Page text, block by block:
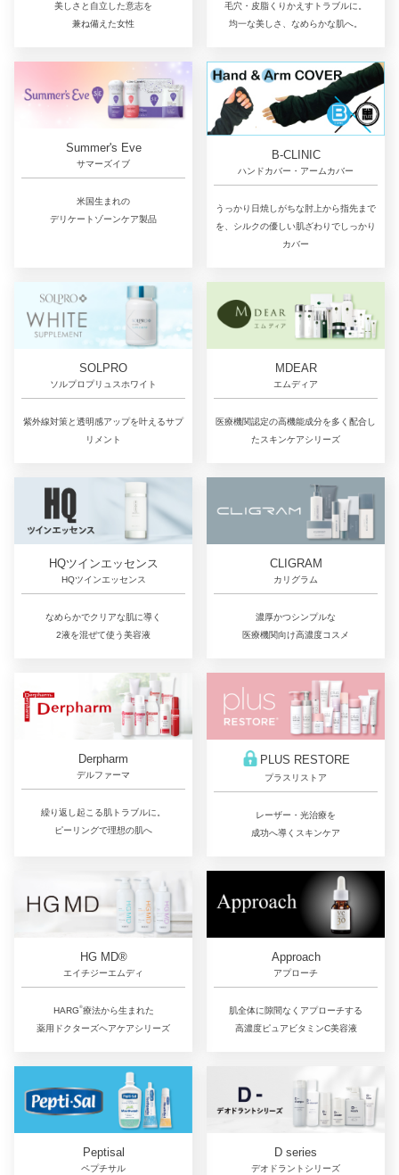
美しさと自立した意志を
兼ね備えた女性
毛穴・皮脂くりかえすトラブルに。
均一な美しさ、なめらかな肌へ。
Summer's Eve
サマーズイブ
米国生まれの
デリケートゾーンケア製品
B-CLINIC
ハンドカバー・アームカバー
うっかり日焼しがちな肘上から指先まで
を、シルクの優しい肌ざわりでしっかり
カバー
SOLPRO
ソルプロプリュスホワイト
紫外線対策と透明感アップを叶えるサプ
リメント
MDEAR
エムディア
医療機関認定の高機能成分を多く配合し
たスキンケアシリーズ
HQツインエッセンス
HQツインエッセンス
なめらかでクリアな肌に導く
2液を混ぜて使う美容液
CLIGRAM
カリグラム
濃厚かつシンプルな
医療機関向け高濃度コスメ
Derpharm
デルファーマ
繰り返し起こる肌トラブルに。
ピーリングで理想の肌へ
PLUS RESTORE
プラスリストア
レーザー・光治療を
成功へ導くスキンケア
HG MD®
エイチジーエムディ
HARG®︎療法から生まれた
薬用ドクターズヘアケアシリーズ
Approach
アプローチ
肌全体に隙間なくアプローチする
高濃度ピュアビタミンC美容液
Peptisal
ペプチサル
D series
デオドラントシリーズ